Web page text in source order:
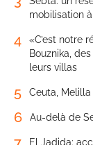
mobilisation
4
«C’est notre
Bouznika,
leurs villas
5 Ceuta,
6 Au-delà de
El Jadida: